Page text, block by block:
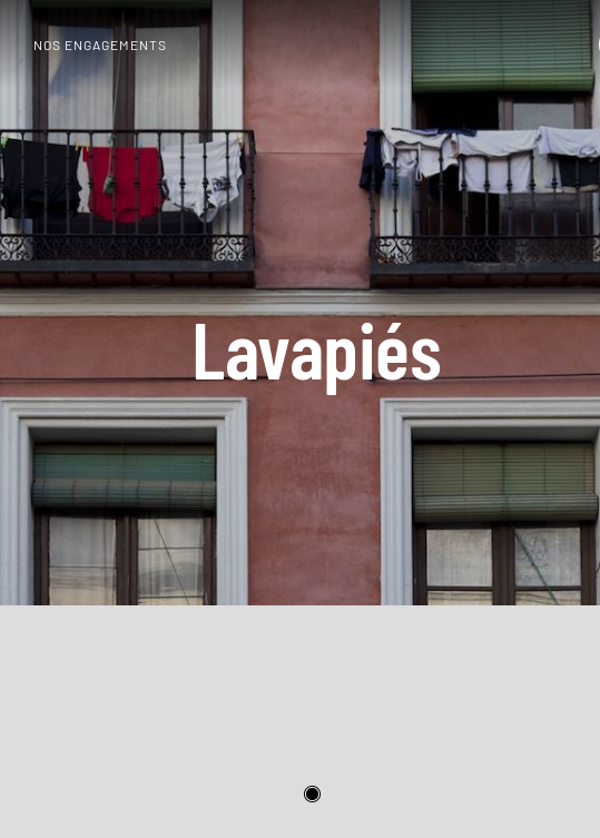
NOS ENGAGEMENTS
Lavapiés